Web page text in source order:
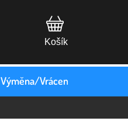
Výměna/Vrácení zboží